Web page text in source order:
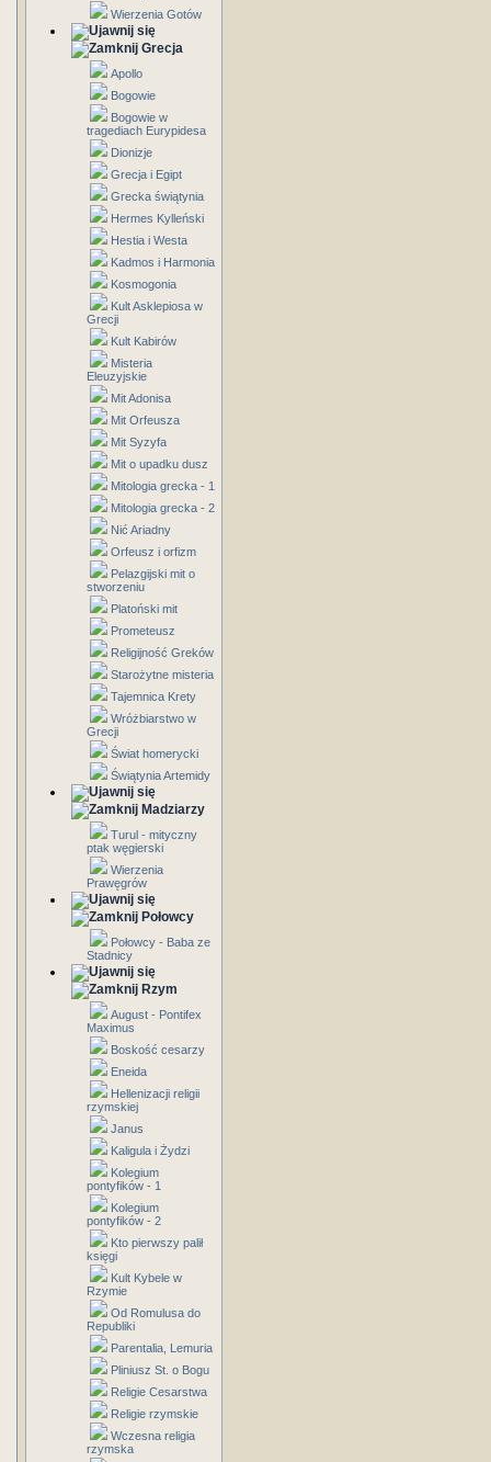
Wierzenia Gotów
Grecja
Apollo
Bogowie
Bogowie w
tragediach Eurypidesa
Dionizje
Grecja i Egipt
Grecka świątynia
Hermes Kylleński
Hestia i Westa
Kadmos i Harmonia
Kosmogonia
Kult Asklepiosa w
Grecji
Kult Kabirów
Misteria
Eleuzyjskie
Mit Adonisa
Mit Orfeusza
Mit Syzyfa
Mit o upadku dusz
Mitologia grecka - 1
Mitologia grecka - 2
Nić Ariadny
Orfeusz i orfizm
Pelazgijski mit o
stworzeniu
Platoński mit
Prometeusz
Religijność Greków
Starożytne misteria
Tajemnica Krety
Wróżbiarstwo w
Grecji
Świat homerycki
Świątynia Artemidy
Madziarzy
Turul - mityczny
ptak węgierski
Wierzenia
Prawęgrów
Połowcy
Połowcy - Baba ze
Stadnicy
Rzym
August - Pontifex
Maximus
Boskość cesarzy
Eneida
Hellenizacji religii
rzymskiej
Janus
Kaligula i Żydzi
Kolegium
pontyfików - 1
Kolegium
pontyfików - 2
Kto pierwszy palił
księgi
Kult Kybele w
Rzymie
Od Romulusa do
Republiki
Parentalia, Lemuria
Pliniusz St. o Bogu
Religie Cesarstwa
Religie rzymskie
Wczesna religia
rzymska